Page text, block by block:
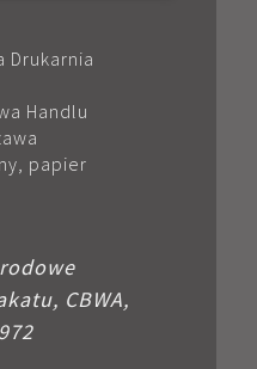
Drukarnia
Handlu
papier
CBWA,